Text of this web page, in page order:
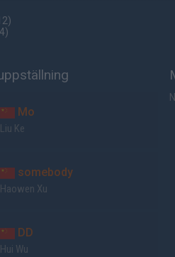
)
)
Mo
Liu Ke
somebody
Haowen Xu
DD
Hui Wu